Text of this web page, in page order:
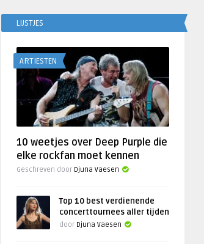
LIJSTJES
ARTIESTEN
10 weetjes over Deep Purple die
elke rockfan moet kennen
Geschreven door Djuna Vaesen
Top 10 best verdienende
concerttournees aller tijden
door Djuna Vaesen